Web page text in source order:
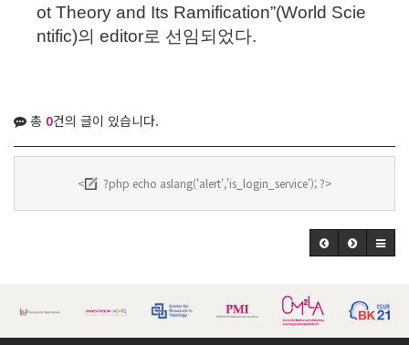
ot Theory and Its Ramification”(World Scie
ntific)의 editor로 선임되었다.
총 0건의 글이 있습니다.
< ?php echo aslang('alert','is_login_service'); ?>